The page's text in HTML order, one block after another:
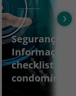
Segurança da
Informação:
checklist
condomínios
›